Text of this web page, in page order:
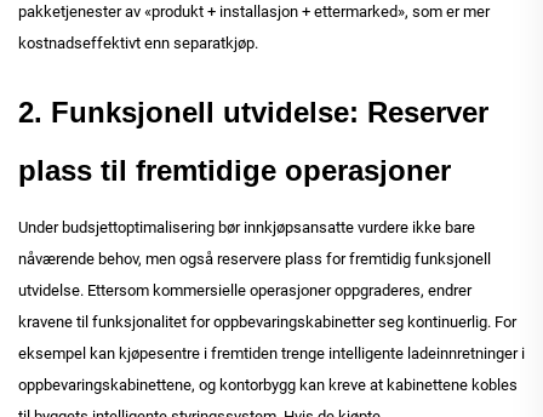
pakketjenester av «produkt + installasjon + ettermarked», som er mer
kostnadseffektivt enn separatkjøp.
2. Funksjonell utvidelse: Reserver
plass til fremtidige operasjoner
Under budsjettoptimalisering bør innkjøpsansatte vurdere ikke bare
nåværende behov, men også reservere plass for fremtidig funksjonell
utvidelse. Ettersom kommersielle operasjoner oppgraderes, endrer
kravene til funksjonalitet for oppbevaringskabinetter seg kontinuerlig. For
eksempel kan kjøpesentre i fremtiden trenge intelligente ladeinnretninger i
oppbevaringskabinettene, og kontorbygg kan kreve at kabinettene kobles